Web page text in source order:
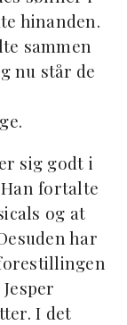
hinanden.
sammen
nu står de
sig godt i
fortalte
og at
har
I det